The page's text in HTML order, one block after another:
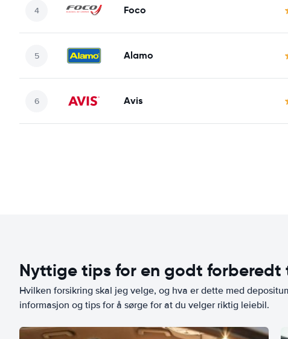
Foco
Alamo
Avis
Nyttige tips for en godt forberedt
Hvilken forsikring skal jeg velge, og hva er dette med
informasjon og tips for å sørge for at du velger riktig leiebil.